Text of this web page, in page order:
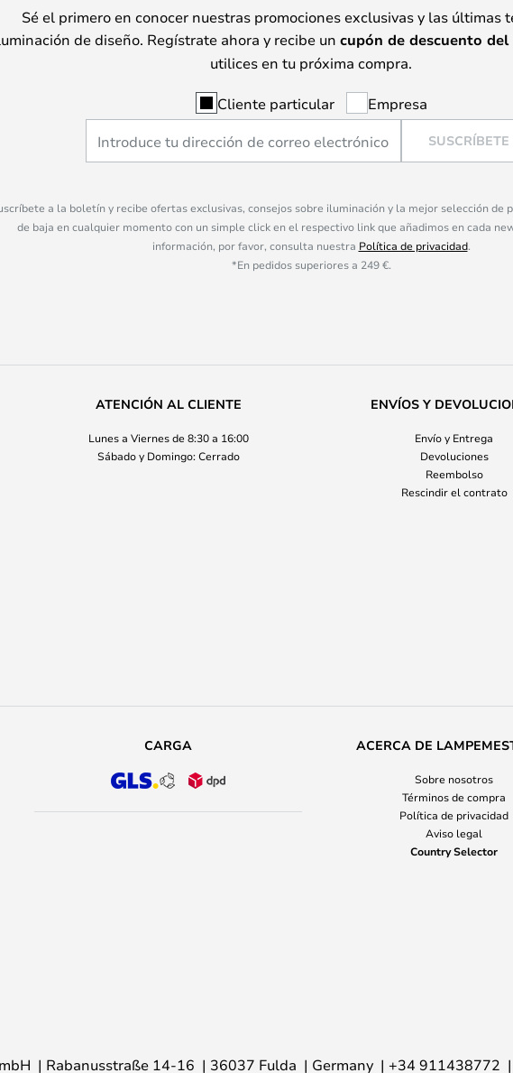
Sé el primero en conocer nuestras promociones exclusivas y las últimas
de diseño. Regístrate ahora y recibe un cupón de descuento del
utilices en tu próxima compra.
Cliente particular Empresa
SUSCRÍBETE
a la boletín y recibe ofertas exclusivas, consejos sobre iluminación y la mejor selección de
de baja en cualquier momento con un simple click en el respectivo link que añadimos en cada
información, por favor, consulta nuestra Política de privacidad.
*En pedidos superiores a 249 €.
ATENCIÓN AL CLIENTE
Lunes a Viernes de 8:30 a 16:00
Sábado y Domingo: Cerrado
ENVÍOS Y
Envío y Entrega
Devoluciones
Reembolso
Rescindir el contrato
CARGA ACERCA DE
Sobre nosotros
Términos de compra
Política de privacidad
Aviso legal
Country Selector
Rabanusstraße 14-16 36037 Fulda Germany +34 911438772